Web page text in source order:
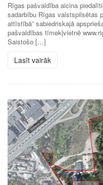
Rīgas pašvaldība aicina
sadarbību Rīgas valstspilsētas
attīstībā” sabiedriskajā
pašvaldības tīmekļvietnē
Saistošo […]
Lasīt vairāk